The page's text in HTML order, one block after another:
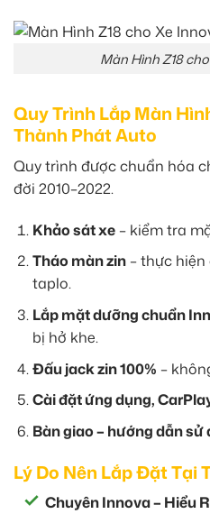
Màn Hình Z18
Quy Trình Lắp Màn
Thành Phát Auto
Quy trình được chuẩn hóa
đời 2010–2022.
Khảo sát xe– kiểm tra
Tháo màn zin– thực hiện
taplo.
Lắp mặt dưỡng chuẩn
bị hở khe.
Đấu jack zin 100% –
Cài đặt ứng dụng,
Bàn giao – hướng dẫn sử
Lý Do Nên Lắp Đặt Tại
Chuyên Innova – Hiểu